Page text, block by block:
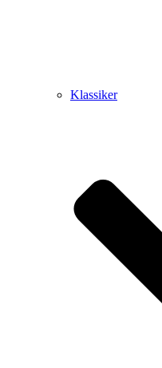
Klassiker